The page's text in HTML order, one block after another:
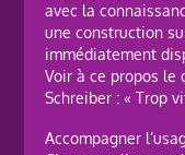
avec la
une construction
immédiatement
Voir à ce propos le
Schreiber : « Trop
Accompagner